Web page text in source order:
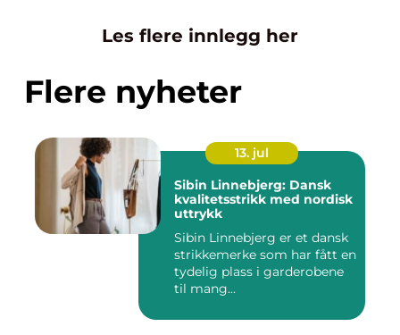
Les flere innlegg her
Flere nyheter
13. jul
Sibin Linnebjerg: Dansk
kvalitetsstrikk med nordisk
uttrykk
Sibin Linnebjerg er et dansk
strikkemerke som har fått en
tydelig plass i garderobene
til mang...